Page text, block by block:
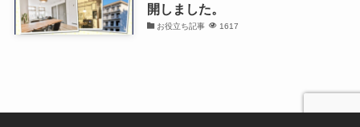
開しました。
お役立ち記事 1617